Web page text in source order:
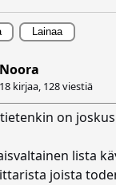
Lainaa
Noora
18 kirjaa, 128 viestiä
on
lista
joista